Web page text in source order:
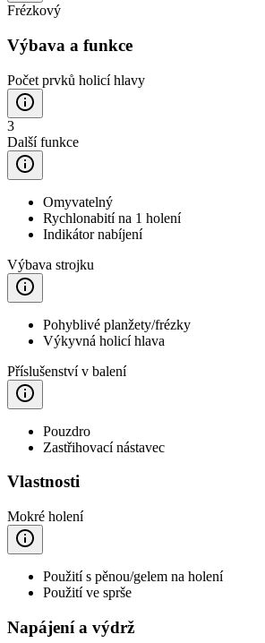
Frézkový
Výbava a funkce
Počet prvků holicí hlavy
3
Další funkce
Omyvatelný
Rychlonabití na 1 holení
Indikátor nabíjení
Výbava strojku
Pohyblivé planžety/frézky
Výkyvná holicí hlava
Příslušenství v balení
Pouzdro
Zastřihovací nástavec
Vlastnosti
Mokré holení
Použití s pěnou/gelem na holení
Použití ve sprše
Napájení a výdrž